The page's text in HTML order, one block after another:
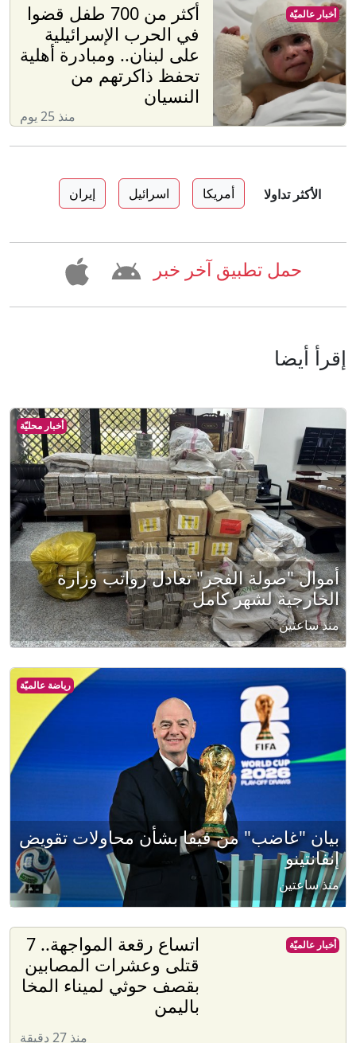
أكثر من 700 طفل قضوا
في الحرب الإسرائيلية
على لبنان.. ومبادرة أهلية
تحفظ ذاكرتهم من
النسيان
منذ 25 يوم
أخبار عالميّة
الأكثر تداولا أمريكا اسرائيل إيران
حمل تطبيق آخر خبر
إقرأ أيضا
أخبار محليّة
أموال "صولة الفجر" تعادل رواتب وزارة
الخارجية لشهر كامل
منذ ساعتين
رياضة عالميّة
بيان "غاضب" من فيفا بشأن محاولات تقويض
إنفانتينو
منذ ساعتين
اتساع رقعة المواجهة.. 7
قتلى وعشرات المصابين
بقصف حوثي لميناء المخا
باليمن
منذ 27 دقيقة
أخبار عالميّة